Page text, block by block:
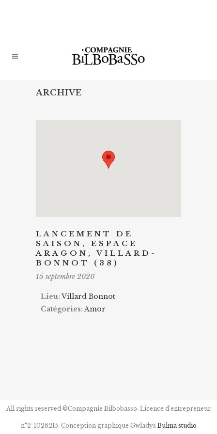
ARCHIVE
LANCEMENT DE
SAISON, ESPACE
ARAGON, VILLARD-
BONNOT (38)
15 septembre 2020
Lieu: Villard Bonnot
Catégories: Amor
All rights reserved ©Compagnie Bilbobasso. Licence d'entrepreneur
n°2-1026215. Conception graphique Gwladys Bulma studio